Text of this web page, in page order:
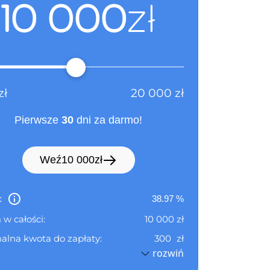
10 000zł
20 000 zł
Pierwsze 30 dni za darmo!
Weź10 000zł
38.97 %
w całości: 10 000 zł
kwota do zapłaty:
300 zł
06.09.2026
rozwiń